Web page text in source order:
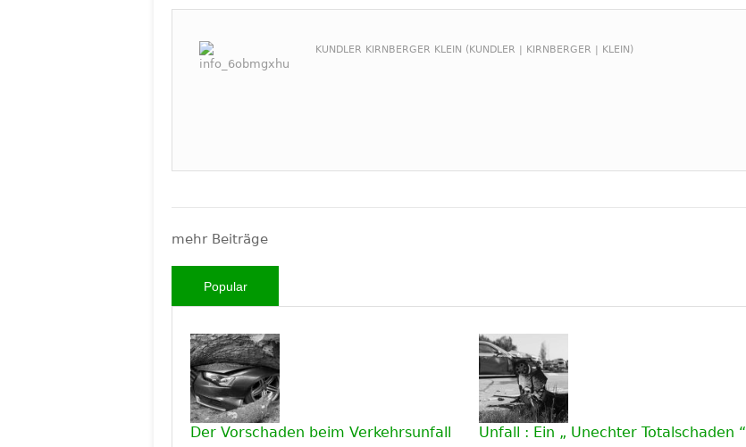
KUNDLER KIRNBERGER KLEIN (KUNDLER | KIRNBERGER | KLEIN)
mehr Beiträge
Popular
Der Vorschaden beim Verkehrsunfall Unfall : Ein „ Unechter Totalschaden “